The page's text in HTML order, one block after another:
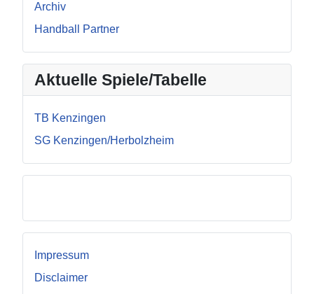
Archiv
Handball Partner
Aktuelle Spiele/Tabelle
TB Kenzingen
SG Kenzingen/Herbolzheim
Impressum
Disclaimer